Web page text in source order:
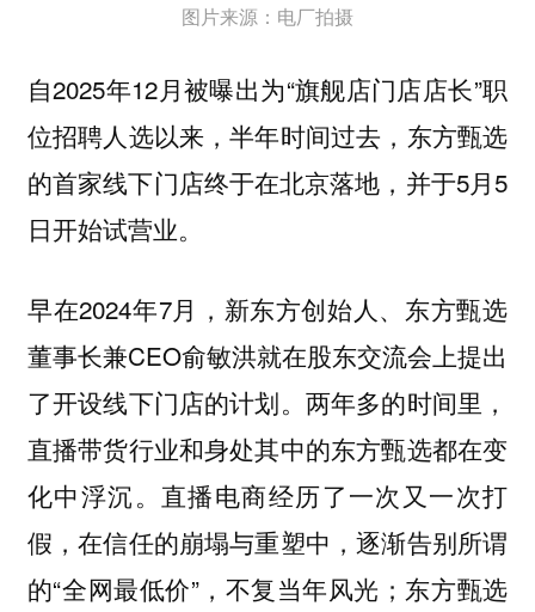
图片来源：电厂拍摄
自2025年12月被曝出为“旗舰店门店店长”职
位招聘人选以来，半年时间过去，东方甄选
的首家线下门店终于在北京落地，并于5月5
日开始试营业。
早在2024年7月，新东方创始人、东方甄选
董事长兼CEO俞敏洪就在股东交流会上提出
了开设线下门店的计划。两年多的时间里，
直播带货行业和身处其中的东方甄选都在变
化中浮沉。直播电商经历了一次又一次打
假，在信任的崩塌与重塑中，逐渐告别所谓
的“全网最低价”，不复当年风光；东方甄选